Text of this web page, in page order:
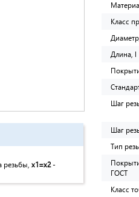
резьбы, x1=x2-
Класс
Длина, l
Шаг
Шаг
Тип
ГОСТ
Класс